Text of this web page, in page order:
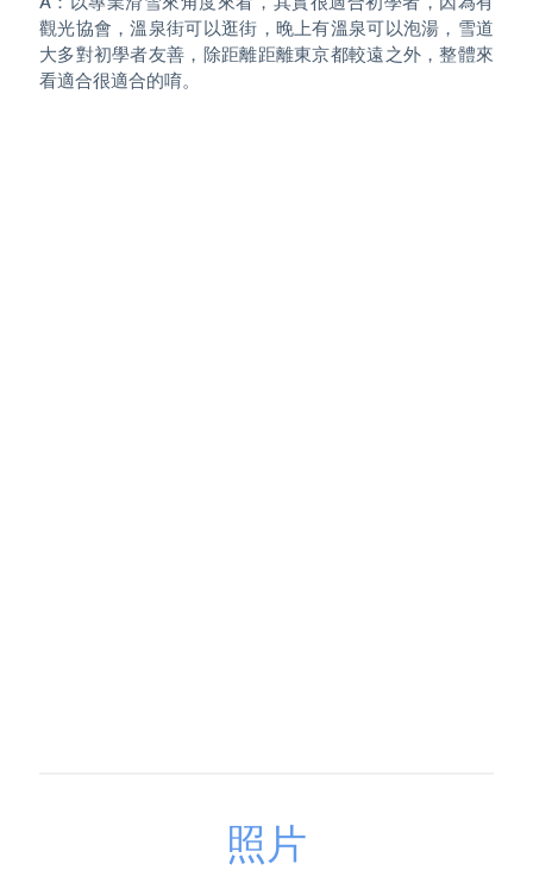
觀光協會，溫泉街可以逛街，晚上有溫泉可以泡湯，雪道
大多對初學者友善，除距離距離東京都較遠之外，整體來
看適合很適合的唷。
照片